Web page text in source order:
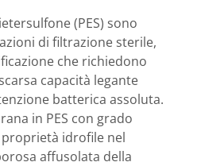
(PES) sono
di filtrazione sterile,
che richiedono
capacità legante
batterica assoluta.
in PES con grado
idrofile nel
affusolata della